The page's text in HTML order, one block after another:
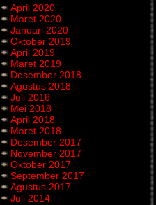
April 2020
Maret 2020
Januari 2020
Oktober 2019
April 2019
Maret 2019
Desember 2018
Agustus 2018
Juli 2018
Mei 2018
April 2018
Maret 2018
Desember 2017
November 2017
Oktober 2017
September 2017
Agustus 2017
Juli 2014